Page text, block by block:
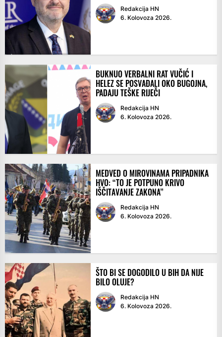
Redakcija HN
6. Kolovoza 2026.
BUKNUO VERBALNI RAT VUČIĆ I
HELEZ SE POSVAĐALI OKO BUGOJNA,
PADAJU TEŠKE RIJEČI
Redakcija HN
6. Kolovoza 2026.
MEDVED O MIROVINAMA PRIPADNIKA
HVO: “TO JE POTPUNO KRIVO
IŠČITAVANJE ZAKONA”
Redakcija HN
6. Kolovoza 2026.
ŠTO BI SE DOGODILO U BIH DA NIJE
BILO OLUJE?
Redakcija HN
6. Kolovoza 2026.